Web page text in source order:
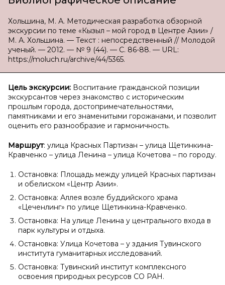
Хольшина, М. А. Методическая разработка обзорной
экскурсии по теме «Кызыл – мой город в Центре Азии» /
М. А. Хольшина. — Текст : непосредственный // Молодой
ученый. — 2012. — № 9 (44). — С. 86-88. — URL:
https://moluch.ru/archive/44/5365.
Цель экскурсии: Воспитание гражданской позиции
экскурсантов через знакомство с историческим
прошлым города, достопримечательностями,
памятниками и его знаменитыми горожанами, и позволит
оценить его разнообразие и гармоничность.
Маршрут: улица Красных Партизан – улица Щетинкина-
Кравченко – улица Ленина – улица Кочетова – по городу.
Остановка: Площадь между улицей Красных партизан
и обелиском «Центр Азии».
Остановка: Аллея возле буддийского храма
«Цеченлинг» по улице Щетинкина-Кравченко.
Остановка: На улице Ленина у центрального входа в
парк культуры и отдыха.
Остановка: Улица Кочетова – у здания Тувинского
института гуманитарных исследований.
Остановка: Тувинский институт комплексного
освоения природных ресурсов СО РАН.